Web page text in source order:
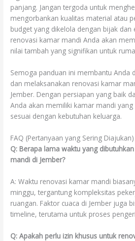
panjang. Jangan tergoda untuk
mengorbankan kualitas material atau
budget yang dikelola dengan bijak dan
renovasi kamar mandi Anda akan
nilai tambah yang signifikan untuk
Semoga panduan ini membantu Anda
dan melaksanakan renovasi kamar
Jember. Dengan persiapan yang baik
Anda akan memiliki kamar mandi
sesuai dengan kebutuhan keluarga.
FAQ (Pertanyaan yang Sering Diajukan)
Q: Berapa lama waktu yang
mandi di Jember?
A: Waktu renovasi kamar mandi
minggu, tergantung kompleksitas
ruangan. Faktor cuaca di Jember juga
timeline, terutama untuk proses
Q: Apakah perlu izin khusus untuk